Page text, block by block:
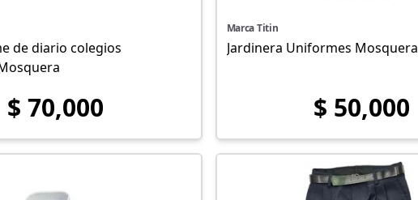
de diario colegios
$ 70,000
Marca Titin
Jardinera Uniformes Mosquera
$ 50,000